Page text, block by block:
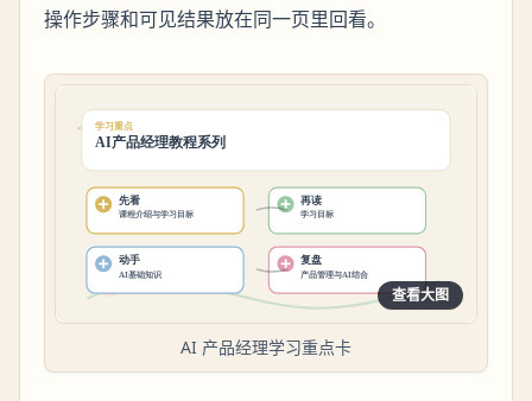
操作步骤和可见结果放在同一页里回看。
查看大图
AI 产品经理学习重点卡